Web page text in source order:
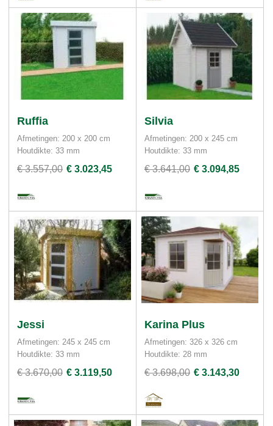
Ruffia
Afmetingen: 200 x 200 cm
Houtdikte: 33 mm
€ 3.557,00 € 3.023,45
Silvia
Afmetingen: 200 x 245 cm
Houtdikte: 33 mm
€ 3.641,00 € 3.094,85
Jessi
Afmetingen: 245 x 245 cm
Houtdikte: 33 mm
€ 3.670,00 € 3.119,50
Karina Plus
Afmetingen: 326 x 326 cm
Houtdikte: 28 mm
€ 3.698,00 € 3.143,30